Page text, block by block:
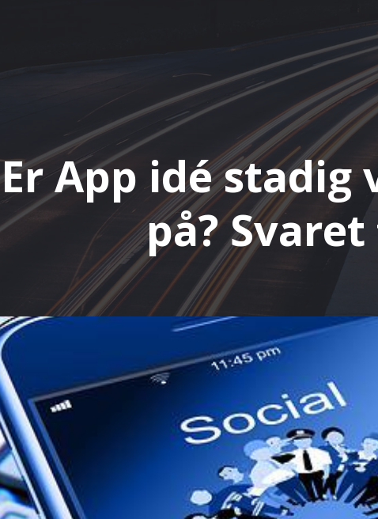
Er App idé
på?